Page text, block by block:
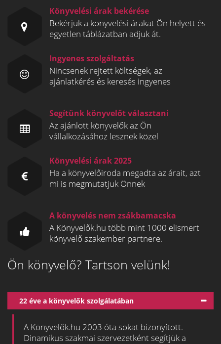
Könyvelési árak bekérése
Bekérjük a könyvelési árakat Ön helyett és
egyetlen táblázatban adjuk át.
Ingyenes szolgáltatás
Nincsenek rejtett költségek, az
ajánlatkérés és keresés ingyenes
Segítünk könyvelőt választani
Az ajánlott könyvelők az Ön
vállalkozásához lesznek közel
Könyvelési árak 2025
Ha a könyvelőiroda megadta az árait, azt
mi is megmutatjuk Önnek
A könyvelés nem zsákbamacska
A Könyvelők.hu több mint 1000 elismert
könyvelő szakember partnere.
Ön könyvelő? Tartson velünk!
22 éve a könyvelők szolgálatában
A Könyvelők.hu 2003 óta sokat bizonyított.
Dinamikus szakmai szervezetként segítjük a